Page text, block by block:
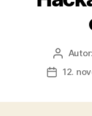
Autor
článku
Autor:
Dátum
12.